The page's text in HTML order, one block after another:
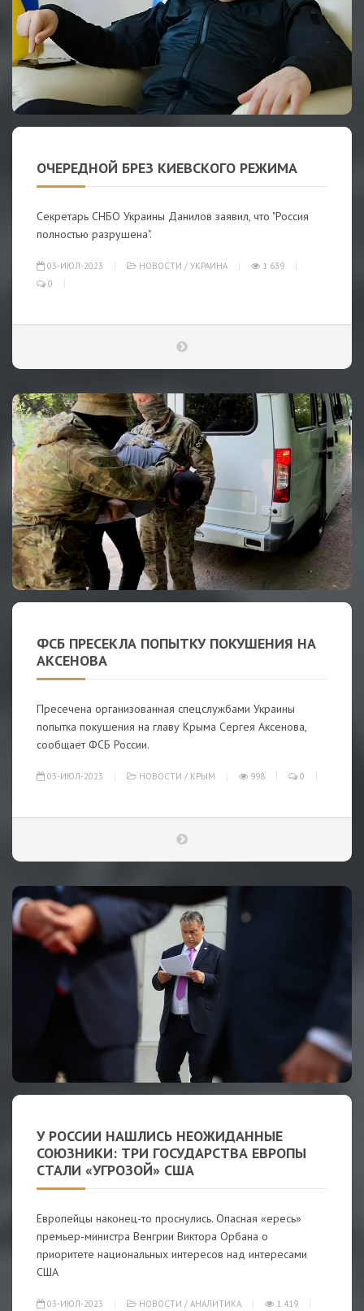
ОЧЕРЕДНОЙ БРЕЗ КИЕВСКОГО РЕЖИМА
Секретарь СНБО Украины Данилов заявил, что "Россия
полностью разрушена".
03-ИЮЛ-2023 НОВОСТИ / УКРАИНА
1 639
0
ФСБ ПРЕСЕКЛА ПОПЫТКУ ПОКУШЕНИЯ НА
АКСЕНОВА
Пресечена организованная спецслужбами Украины
попытка покушения на главу Крыма Сергея Аксенова,
сообщает ФСБ России.
03-ИЮЛ-2023 НОВОСТИ / КРЫМ 998 0
У РОССИИ НАШЛИСЬ НЕОЖИДАННЫЕ
СОЮЗНИКИ: ТРИ ГОСУДАРСТВА ЕВРОПЫ
СТАЛИ «УГРОЗОЙ» США
Европейцы наконец-то проснулись. Опасная «ересь»
премьер-министра Венгрии Виктора Орбана о
приоритете национальных интересов над интересами
США
03-ИЮЛ-2023 НОВОСТИ / АНАЛИТИКА 1 419